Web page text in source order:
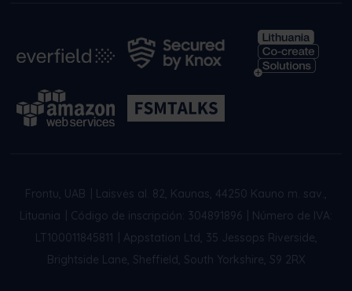
Frontu, UAB
Laisvės al. 82, Kaunas, 44250 Kauno m. sav.,
Lituania
Código de inscripción: 304891896
Número de IVA:
LT100011845811
Appstation Ltd, 35 Jessops Riverside,
Brightside Lane, Sheffield, South Yorkshire, S9 2RX